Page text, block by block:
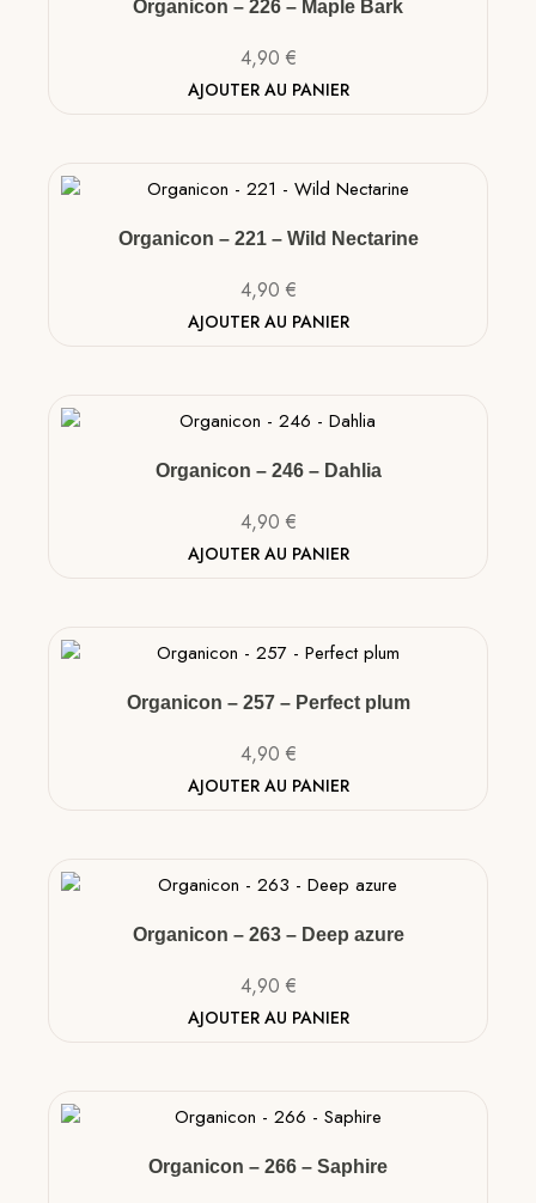
Organicon – 226 – Maple Bark
4,90 €
AJOUTER AU PANIER
Organicon – 221 – Wild Nectarine
4,90 €
AJOUTER AU PANIER
Organicon – 246 – Dahlia
4,90 €
AJOUTER AU PANIER
Organicon – 257 – Perfect plum
4,90 €
AJOUTER AU PANIER
Organicon – 263 – Deep azure
4,90 €
AJOUTER AU PANIER
Organicon – 266 – Saphire